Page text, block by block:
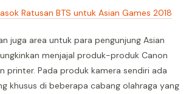
Ratusan BTS untuk Asian Games 2018
juga area untuk para pengunjung Asian
menjajal produk-produk Canon
printer. Pada produk kamera sendiri ada
khusus di beberapa cabang olahraga yang